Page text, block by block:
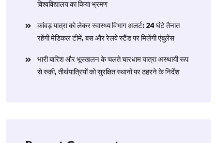
विश्वविद्यालय का किया भ्रमण
​कांवड़ यात्रा को लेकर स्वास्थ्य विभाग अलर्ट: 24 घंटे तैनात
रहेंगी मेडिकल टीमें, बस और रेलवे स्टैंड पर मिलेंगी एंबुलेंस
​भारी बारिश और भूस्खलन के चलते चारधाम यात्रा अस्थायी रूप
से रुकी, तीर्थयात्रियों को सुरक्षित स्थानों पर ठहरने के निर्देश